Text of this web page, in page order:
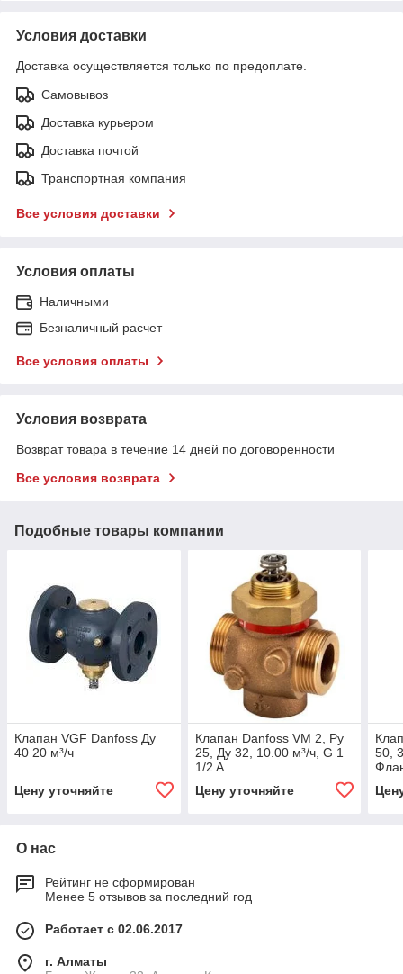
Условия доставки
Доставка осуществляется только по предоплате.
Самовывоз
Доставка курьером
Доставка почтой
Транспортная компания
Все условия доставки
Условия оплаты
Наличными
Безналичный расчет
Все условия оплаты
Условия возврата
Возврат товара в течение 14 дней по договоренности
Все условия возврата
Подобные товары компании
Клапан VGF Danfoss Ду
40 20 м³/ч
Цену уточняйте
Клапан Danfoss VM 2, Ру
25, Ду 32, 10.00 м³/ч, G 1
1/2 A
Цену уточняйте
50,
О нас
Рейтинг не сформирован
Менее 5 отзывов за последний год
Работает с 02.06.2017
г. Алматы